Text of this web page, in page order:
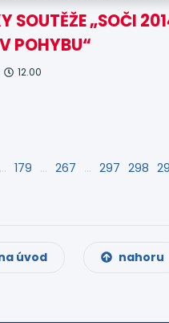
SOUTĚŽE „SOČI
POHYBU“
12.00
… 179 … 267 … 297 298
úvod nahoru